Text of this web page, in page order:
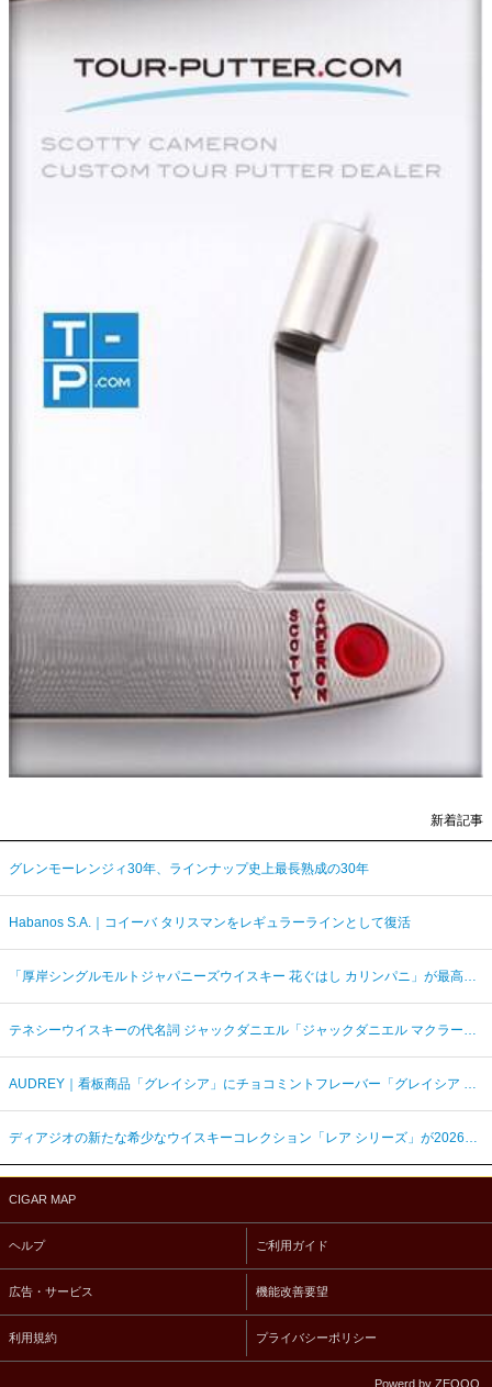
新着記事
グレンモーレンジィ30年、ラインナップ史上最長熟成の30年
Habanos S.A.｜コイーバ タリスマンをレギュラーラインとして復活
「厚岸シングルモルトジャパニーズウイスキー 花ぐはし カリンパニ」が最高金賞、ジャパングランプリ受賞
テネシーウイスキーの代名詞 ジャックダニエル「ジャックダニエル マクラーレン2026ラベル」を数量限定発売
AUDREY｜看板商品「グレイシア」にチョコミントフレーバー「グレイシア チョコミンティ」が新登場
ディアジオの新たな希少なウイスキーコレクション「レア シリーズ」が2026年7月7日（火）より日本発売
CIGAR MAP
ヘルプ ご利用ガイド
広告・サービス 機能改善要望
利用規約 プライバシーポリシー
Powerd by ZEQOO